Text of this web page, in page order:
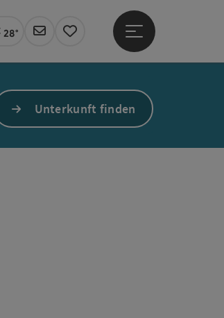
Aktuelles Wetter Linz, sonnig
28°
Newsletter
Merkzettel
Hauptmenü öffnen
Unterkunft finden